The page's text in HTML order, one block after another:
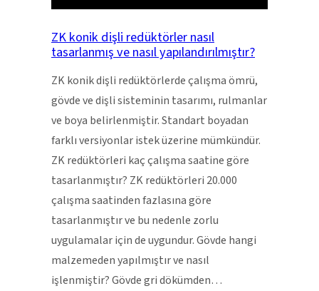
ZK konik dişli redüktörler nasıl
tasarlanmış ve nasıl yapılandırılmıştır?
ZK konik dişli redüktörlerde çalışma ömrü,
gövde ve dişli sisteminin tasarımı, rulmanlar
ve boya belirlenmiştir. Standart boyadan
farklı versiyonlar istek üzerine mümkündür.
ZK redüktörleri kaç çalışma saatine göre
tasarlanmıştır? ZK redüktörleri 20.000
çalışma saatinden fazlasına göre
tasarlanmıştır ve bu nedenle zorlu
uygulamalar için de uygundur. Gövde hangi
malzemeden yapılmıştır ve nasıl
işlenmiştir? Gövde gri dökümden…